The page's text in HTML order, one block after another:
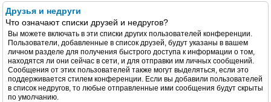
Друзья и недруги
Что означают списки друзей и недругов?
Вы можете включать в эти списки других пользователей конференции.
Пользователи, добавленные в список друзей, будут указаны в вашем
личном разделе для получения быстрого доступа к информации о том,
находятся ли они сейчас в сети, и для отправки им личных сообщений.
Сообщения от этих пользователей также могут выделяться, если это
поддерживается стилем конференции. Если вы добавили пользователей
в список недругов, то любые отправленные ими сообщения будут скрыты
по умолчанию.